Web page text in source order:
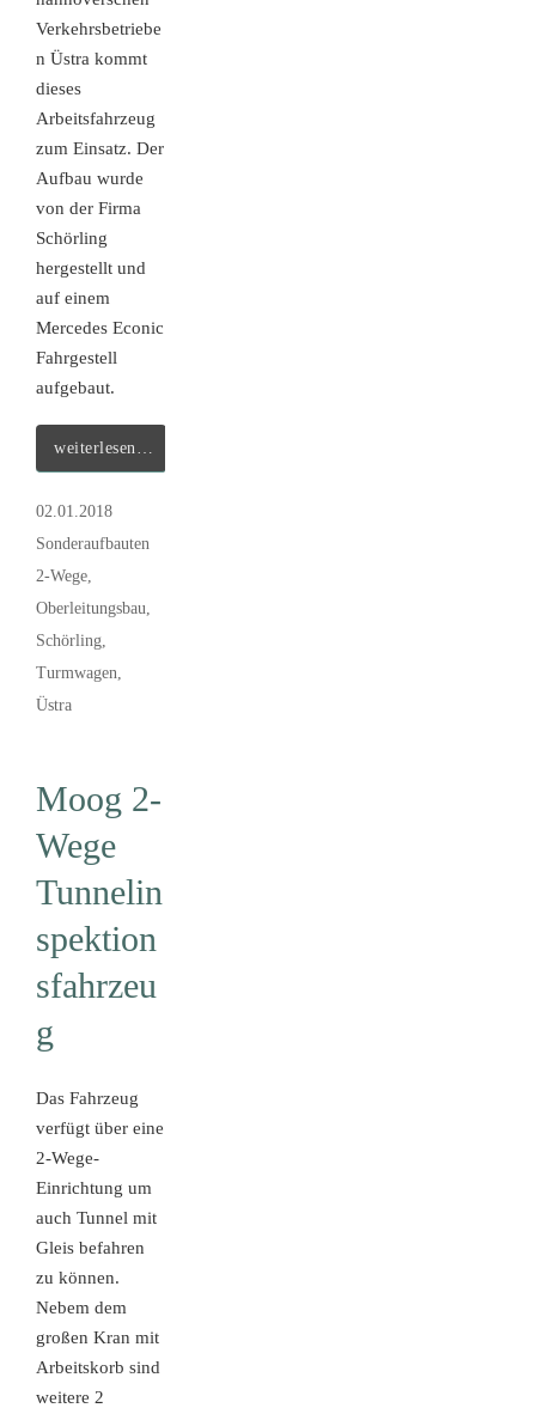
Verkehrsbetriebe
n Üstra kommt
dieses
Arbeitsfahrzeug
zum Einsatz. Der
Aufbau wurde
von der Firma
Schörling
hergestellt und
auf einem
Mercedes Econic
Fahrgestell
aufgebaut.
weiterlesen…
02.01.2018
Sonderaufbauten
2-Wege
Oberleitungsbau
Schörling
Turmwagen
Üstra
Moog 2-
Wege
Tunnelin
spektion
sfahrzeu
g
Das Fahrzeug
verfügt über eine
2-Wege-
Einrichtung um
auch Tunnel mit
Gleis befahren
zu können.
Nebem dem
großen Kran mit
Arbeitskorb sind
weitere 2